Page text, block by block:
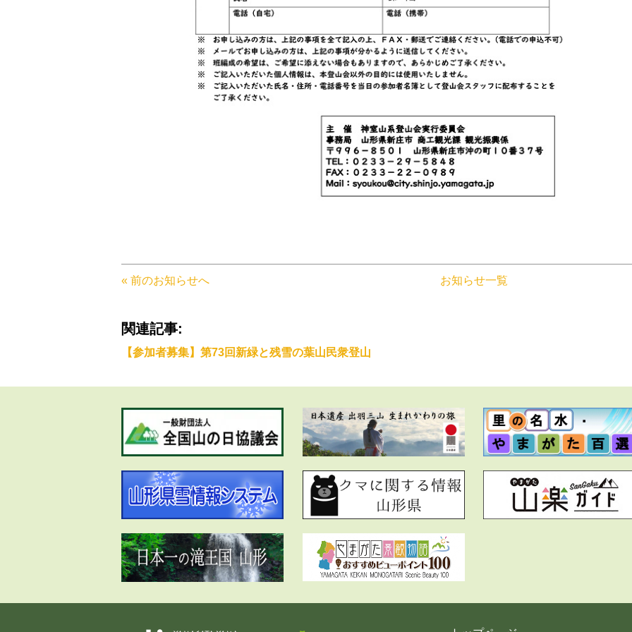
« 前のお知らせへ お知らせ一覧
関連記事:
【参加者募集】第73回新緑と残雪の葉山民衆登山